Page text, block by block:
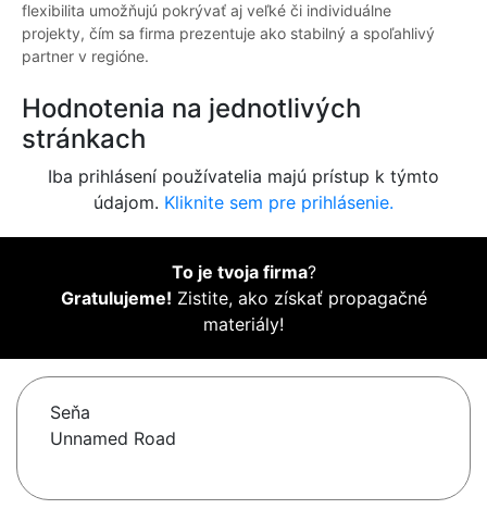
flexibilita umožňujú pokrývať aj veľké či individuálne
projekty, čím sa firma prezentuje ako stabilný a spoľahlivý
partner v regióne.
Hodnotenia na jednotlivých
stránkach
Iba prihlásení používatelia majú prístup k týmto
údajom. Kliknite sem pre prihlásenie.
To je tvoja firma?
Gratulujeme! Zistite, ako získať propagačné
materiály!
Seňa
Unnamed Road